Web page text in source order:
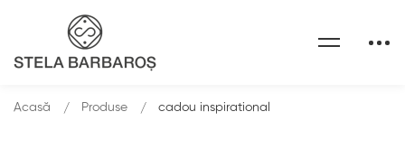
Acasă Produse cadou inspirational